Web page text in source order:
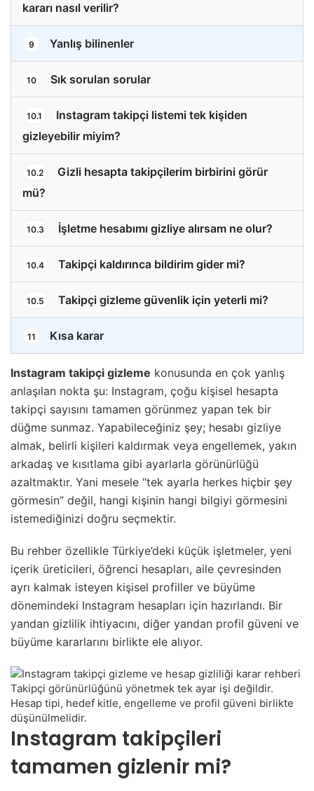
kararı nasıl verilir?
9 Yanlış bilinenler
10 Sık sorulan sorular
10.1
Instagram takipçi listemi tek kişiden
gizleyebilir miyim?
10.2
Gizli hesapta takipçilerim birbirini görür
mü?
10.3 İşletme hesabımı gizliye alırsam ne olur?
10.4 Takipçi kaldırınca bildirim gider mi?
10.5 Takipçi gizleme güvenlik için yeterli mi?
11 Kısa karar
Instagram takipçi gizleme konusunda en çok yanlış
anlaşılan nokta şu: Instagram, çoğu kişisel hesapta
takipçi sayısını tamamen görünmez yapan tek bir
düğme sunmaz. Yapabileceğiniz şey; hesabı gizliye
almak, belirli kişileri kaldırmak veya engellemek, yakın
arkadaş ve kısıtlama gibi ayarlarla görünürlüğü
azaltmaktır. Yani mesele “tek ayarla herkes hiçbir şey
görmesin” değil, hangi kişinin hangi bilgiyi görmesini
istemediğinizi doğru seçmektir.
Bu rehber özellikle Türkiye’deki küçük işletmeler, yeni
içerik üreticileri, öğrenci hesapları, aile çevresinden
ayrı kalmak isteyen kişisel profiller ve büyüme
dönemindeki Instagram hesapları için hazırlandı. Bir
yandan gizlilik ihtiyacını, diğer yandan profil güveni ve
büyüme kararlarını birlikte ele alıyor.
Takipçi görünürlüğünü yönetmek tek ayar işi değildir.
Hesap tipi, hedef kitle, engelleme ve profil güveni birlikte
düşünülmelidir.
Instagram takipçileri
tamamen gizlenir mi?